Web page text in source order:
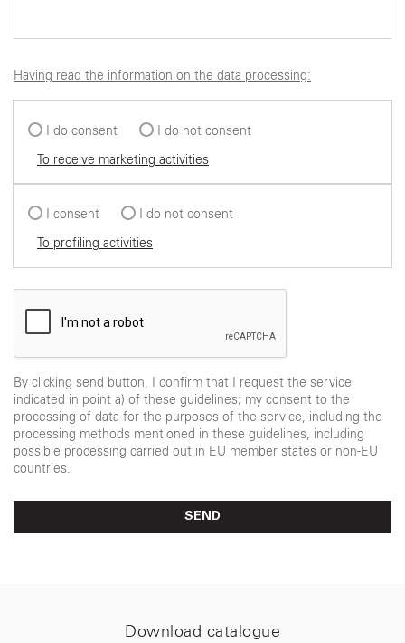
Having read the information on the data processing:
I do consent
I do not consent
To receive marketing activities
I consent
I do not consent
To profiling activities
By clicking send button, I confirm that I request the service
indicated in point a) of these guidelines; my consent to the
processing of data for the purposes of the service, including the
processing methods mentioned in these guidelines, including
possible processing carried out in EU member states or non-EU
countries.
SEND
Download catalogue